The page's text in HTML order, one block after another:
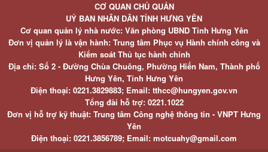
CƠ QUAN CHỦ QUẢN
UỶ BAN NHÂN DÂN TỈNH HƯNG YÊN
Cơ quan quản lý nhà nước: Văn phòng UBND Tỉnh Hưng Yên
Đơn vị quản lý là vận hành: Trung tâm Phục vụ Hành chính công và
Kiểm soát Thủ tục hành chính
Địa chỉ: Số 2 - Đường Chùa Chuông, Phường Hiến Nam, Thành phố
Hưng Yên, Tỉnh Hưng Yên
Điện thoại: 0221.3829883; Email: tthcc@hungyen.gov.vn
Tổng đài hỗ trợ: 0221.1022
Đơn vị hỗ trợ kỹ thuật: Trung tâm Công nghệ thông tin - VNPT Hưng
Yên
Điện thoại: 0221.3856789; Email: motcuahy@gmail.com